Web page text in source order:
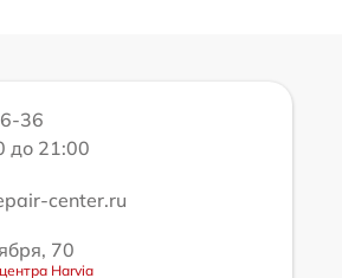
36
до 21:00
center.ru
70
Harvia